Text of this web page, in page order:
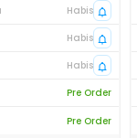
Habis
Habis
Habis
Pre Order
Pre Order